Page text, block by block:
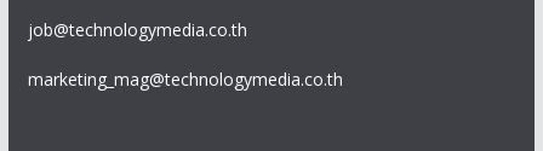
job@technologymedia.co.th
marketing_mag@technologymedia.co.th